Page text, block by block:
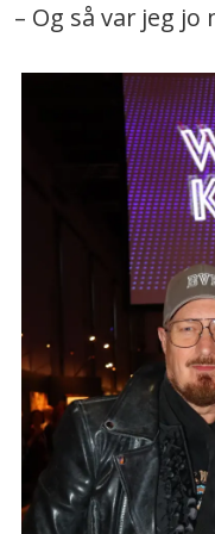
– Og så var jeg jo